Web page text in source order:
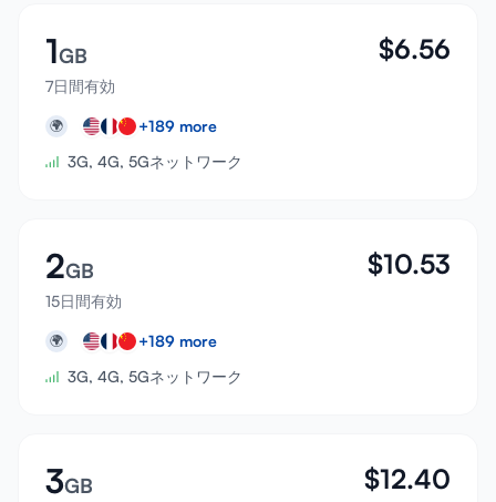
1GB
7日間有効
$6.56
🌍 +189 more
3G, 4G, 5Gネットワーク
2GB
15日間有効
$10.53
🌍 +189 more
3G, 4G, 5Gネットワーク
3GB $12.40